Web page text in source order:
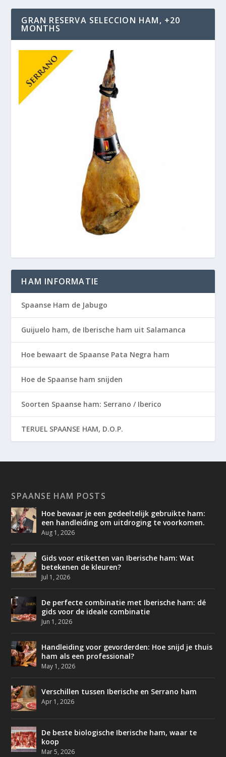
GRAN RESERVA SELECCION HAM, +20
MONTHS
HAM INFORMATIE
Spaanse Ham de Jabugo
Guijuelo ham, de Iberische ham uit Salamanca
Hoe bewaart de Spaanse Pata Negra ham
Hoe de Spaanse ham snijden
Soorten Spaanse ham: Serrano / Iberico
TERUEL SPAANSE HAM, D.O.P.
SPAANSE HAM POSTS
Hoe bewaar je een gedeeltelijk gebruikte ham:
een handleiding om uitdroging te voorkomen.
Aug 1, 2026
Gids voor etiketten van Iberische ham: Wat
betekenen de kleuren?
Jul 1, 2026
De perfecte combinatie met Iberische ham: dé
gids voor de ideale combinatie
Jun 1, 2026
Handleiding voor gevorderden: Hoe snijd je thuis
ham als een professional?
May 1, 2026
Verschillen tussen Iberische en Serrano ham
Apr 1, 2026
De beste biologische Iberische ham, waar te
koop
Mar 5, 2026